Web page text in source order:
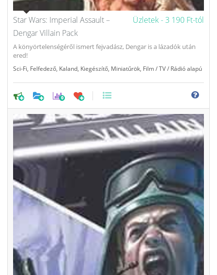
Üzletek -3 190 Ft-tól
Star Wars: Imperial Assault –
Dengar Villain Pack
A könyörtelenségéről ismert fejvadász, Dengar is a lázadók után
ered!
Sci-Fi, Felfedező, Kaland, Kiegészítő, Miniatűrök, Film / TV / Rádió alapú
0